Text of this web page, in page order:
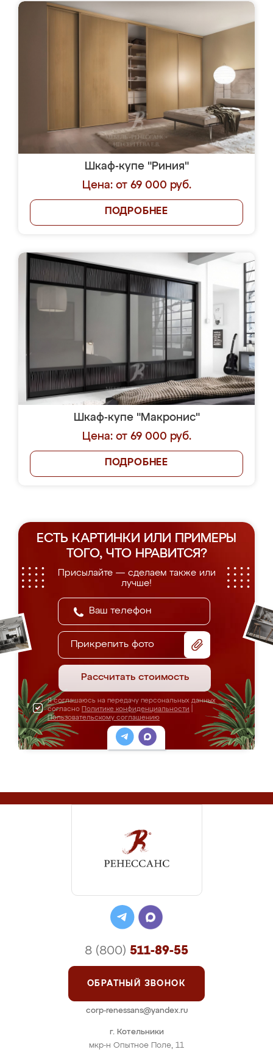
Шкаф-купе "Риния"
Цена: от 69 000 руб.
ПОДРОБНЕЕ
Шкаф-купе "Макронис"
Цена: от 69 000 руб.
ПОДРОБНЕЕ
ЕСТЬ КАРТИНКИ ИЛИ ПРИМЕРЫ
ТОГО, ЧТО НРАВИТСЯ?
Присылайте — сделаем также или
лучше!
Прикрепить фото
Рассчитать стоимость
Я соглашаюсь на передачу персональных данных
согласно Политике конфиденциальности
Пользовательскому соглашению
г. Котельники
мкр-н Опытное Поле, 11
8 (800) 511-89-55
ОБРАТНЫЙ ЗВОНОК
corp-renessans@yandex.ru